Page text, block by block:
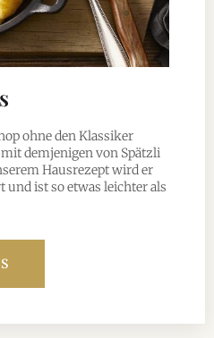
ohne den Klassiker
demjenigen von Spätzli
Hausrezept wird er
ist so etwas leichter als